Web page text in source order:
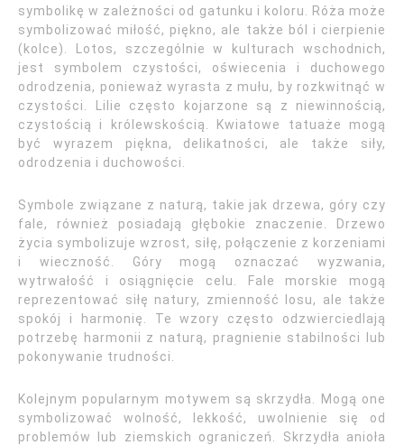
symbolikę w zależności od gatunku i koloru. Róża może
symbolizować miłość, piękno, ale także ból i cierpienie
(kolce). Lotos, szczególnie w kulturach wschodnich,
jest symbolem czystości, oświecenia i duchowego
odrodzenia, ponieważ wyrasta z mułu, by rozkwitnąć w
czystości. Lilie często kojarzone są z niewinnością,
czystością i królewskością. Kwiatowe tatuaże mogą
być wyrazem piękna, delikatności, ale także siły,
odrodzenia i duchowości.
Symbole związane z naturą, takie jak drzewa, góry czy
fale, również posiadają głębokie znaczenie. Drzewo
życia symbolizuje wzrost, siłę, połączenie z korzeniami
i wieczność. Góry mogą oznaczać wyzwania,
wytrwałość i osiągnięcie celu. Fale morskie mogą
reprezentować siłę natury, zmienność losu, ale także
spokój i harmonię. Te wzory często odzwierciedlają
potrzebę harmonii z naturą, pragnienie stabilności lub
pokonywanie trudności.
Kolejnym popularnym motywem są skrzydła. Mogą one
symbolizować wolność, lekkość, uwolnienie się od
problemów lub ziemskich ograniczeń. Skrzydła anioła